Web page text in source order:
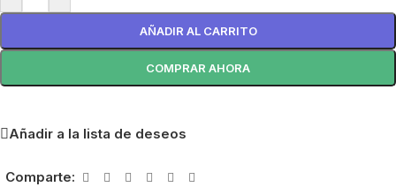
AÑADIR AL CARRITO
COMPRAR AHORA
Añadir a la lista de deseos
Comparte: